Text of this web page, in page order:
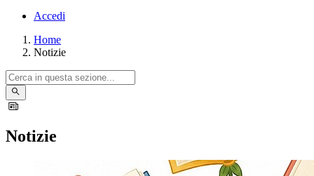
Accedi
Home
Notizie
Notizie